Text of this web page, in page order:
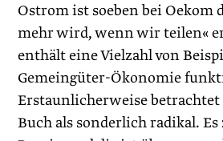
Ostrom ist soeben bei Oekom
mehr wird, wenn wir teilen«
enthält eine Vielzahl von
Gemeingüter-Ökonomie
Erstaunlicherweise betrachtet
Buch als sonderlich radikal.